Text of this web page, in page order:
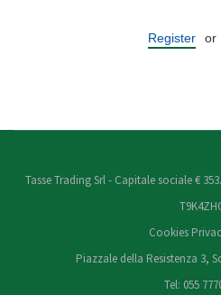
Register or
Tasse Trading Srl - Capitale sociale €
Cookies
Piazzale della Resistenza 3,
Tel: 055